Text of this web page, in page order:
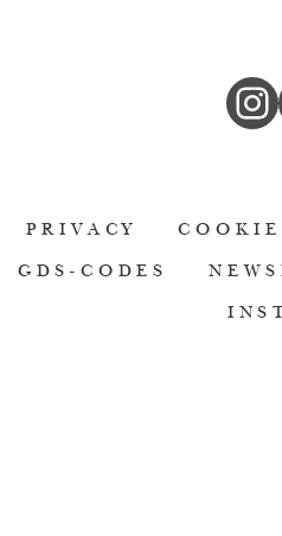
PRIVACY
GDS-CODES